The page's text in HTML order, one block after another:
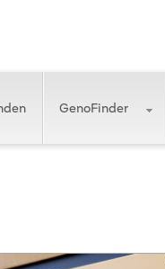
GenoFinder